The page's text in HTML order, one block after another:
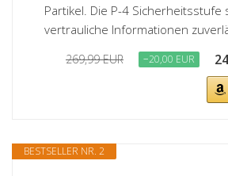
Partikel. Die P-4 Sicherheitsstufe
vertrauliche Informationen
269,99 EUR −20,00 EUR
BESTSELLER NR. 2